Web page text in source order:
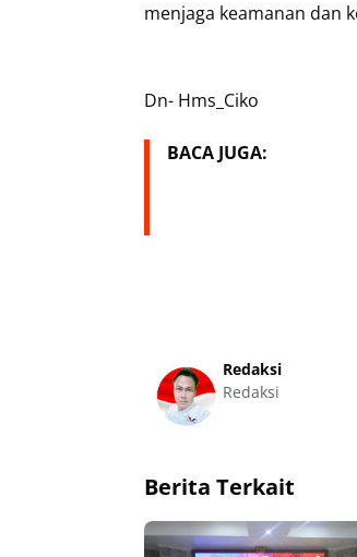
menjaga keamanan dan
Dn- Hms_Ciko
BACA JUGA:
Redaksi
Redaksi
Berita Terkait